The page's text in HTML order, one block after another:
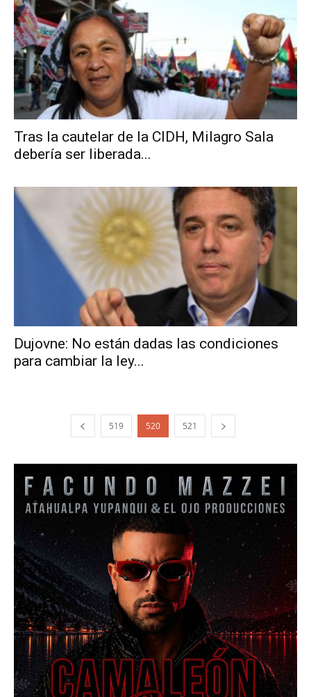
Tras la cautelar de la CIDH, Milagro Sala
debería ser liberada...
Dujovne: No están dadas las condiciones
para cambiar la ley...
519 520 521